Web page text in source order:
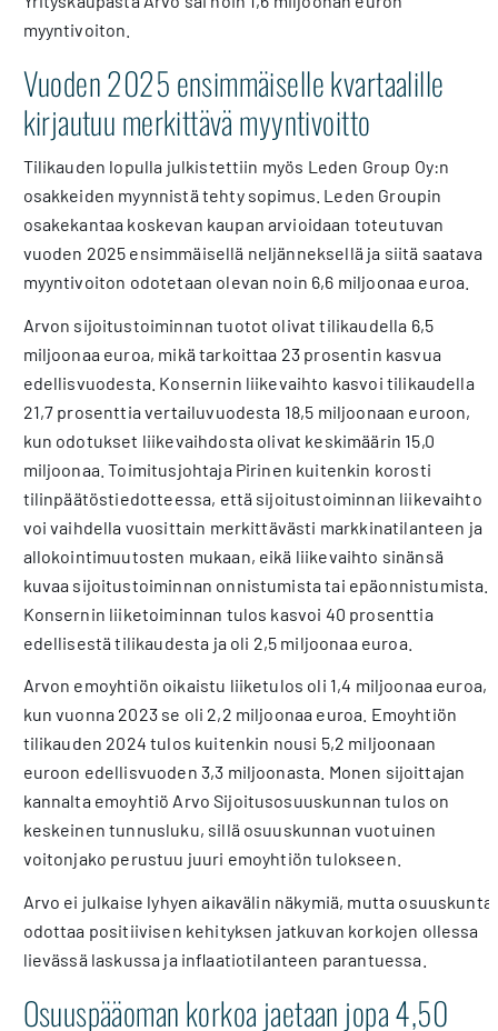
myyntivoiton.
Vuoden 2025 ensimmäiselle kvartaalille
kirjautuu merkittävä myyntivoitto
Tilikauden lopulla julkistettiin myös Leden Group Oy:n
osakkeiden myynnistä tehty sopimus. Leden Groupin
osakekantaa koskevan kaupan arvioidaan toteutuvan
vuoden 2025 ensimmäisellä neljänneksellä ja siitä saatava
myyntivoiton odotetaan olevan noin 6,6 miljoonaa euroa.
Arvon sijoitustoiminnan tuotot olivat tilikaudella 6,5
miljoonaa euroa, mikä tarkoittaa 23 prosentin kasvua
edellisvuodesta. Konsernin liikevaihto kasvoi tilikaudella
21,7 prosenttia vertailuvuodesta 18,5 miljoonaan euroon,
kun odotukset liikevaihdosta olivat keskimäärin 15,0
miljoonaa. Toimitusjohtaja Pirinen kuitenkin korosti
tilinpäätöstiedotteessa, että sijoitustoiminnan liikevaihto
voi vaihdella vuosittain merkittävästi markkinatilanteen ja
allokointimuutosten mukaan, eikä liikevaihto sinänsä
kuvaa sijoitustoiminnan onnistumista tai epäonnistumista.
Konsernin liiketoiminnan tulos kasvoi 40 prosenttia
edellisestä tilikaudesta ja oli 2,5 miljoonaa euroa.
Arvon emoyhtiön oikaistu liiketulos oli 1,4 miljoonaa euroa,
kun vuonna 2023 se oli 2,2 miljoonaa euroa. Emoyhtiön
tilikauden 2024 tulos kuitenkin nousi 5,2 miljoonaan
euroon edellisvuoden 3,3 miljoonasta. Monen sijoittajan
kannalta emoyhtiö Arvo Sijoitusosuuskunnan tulos on
keskeinen tunnusluku, sillä osuuskunnan vuotuinen
voitonjako perustuu juuri emoyhtiön tulokseen.
Arvo ei julkaise lyhyen aikavälin näkymiä, mutta osuuskunta
odottaa positiivisen kehityksen jatkuvan korkojen ollessa
lievässä laskussa ja inflaatiotilanteen parantuessa.
Osuuspääoman korkoa jaetaan jopa 4,50